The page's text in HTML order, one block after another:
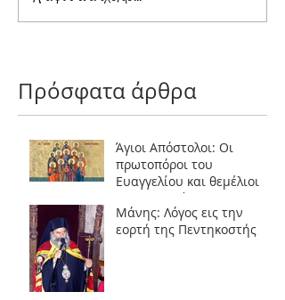
εορτή της
Πρόσφατα άρθρα
Άγιοι Απόστολοι: Οι
πρωτοπόροι του
Ευαγγελίου και θεμέλιοι
της Εκκλησίας
Μάνης: Λόγος εις την
εορτή της Πεντηκοστής